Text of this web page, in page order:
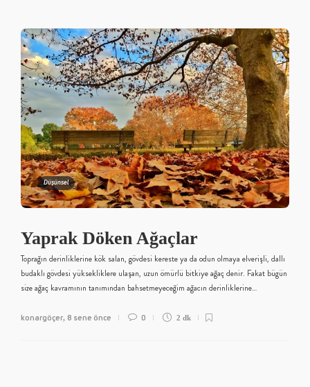
Düşünsel
Yaprak Döken Ağaçlar
Toprağın derinliklerine kök salan, gövdesi kereste ya da odun olmaya elverişli, dallı
budaklı gövdesi yüksekliklere ulaşan, uzun ömürlü bitkiye ağaç denir. Fakat bügün
size ağaç kavramının tanımından bahsetmeyeceğim ağacın derinliklerine…
konargöçer, 8 sene önce 0 2 dk